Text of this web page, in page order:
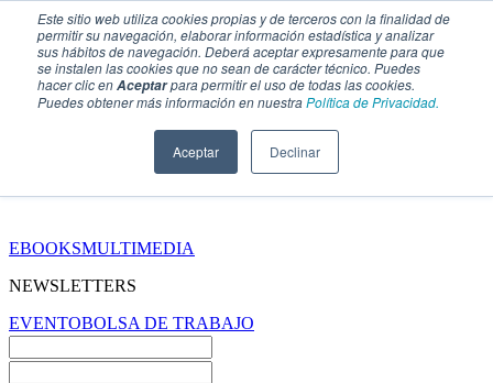
Este sitio web utiliza cookies propias y de terceros con la finalidad de
permitir su navegación, elaborar información estadística y analizar
sus hábitos de navegación. Deberá aceptar expresamente para que
se instalen las cookies que no sean de carácter técnico. Puedes
hacer clic enAceptarpara permitir el uso de todas las cookies.
Puedes obtener más información en nuestraPolítica de Privacidad.
Aceptar Declinar
EBOOKSMULTIMEDIA
NEWSLETTERS
EVENTOBOLSA DE TRABAJO